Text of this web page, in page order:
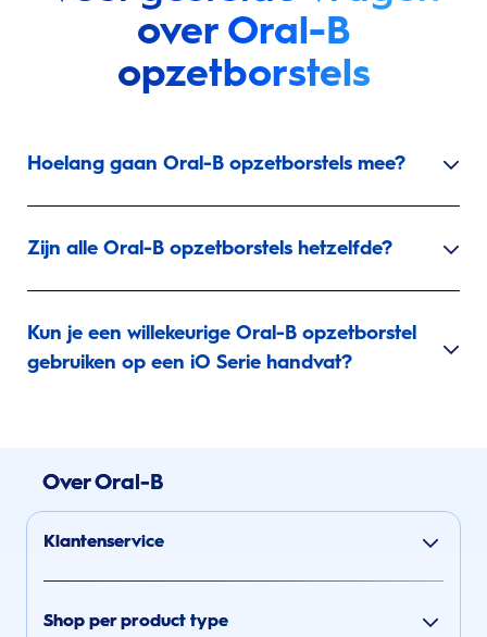
over Oral-B
opzetborstels
Hoelang gaan Oral-B opzetborstels mee?
Zijn alle Oral-B opzetborstels hetzelfde?
Kun je een willekeurige Oral-B opzetborstel
gebruiken op een iO Serie handvat?
Over Oral-B
Klantenservice
Shop per product type